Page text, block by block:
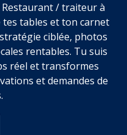
Restaurant / traiteur à
tables et ton carnet
ciblée, photos
rentables. Tu suis
réel et transformes
et demandes de